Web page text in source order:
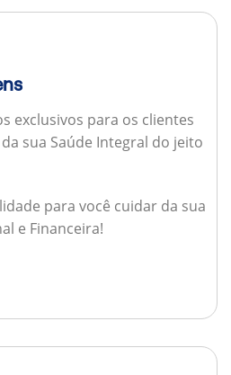
exclusivos para os clientes
sua Saúde Integral do jeito
para você cuidar da sua
e Financeira!